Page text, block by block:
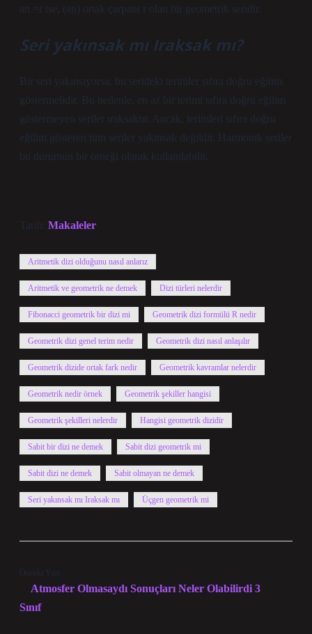
an =r ise, (an) ortak çarpanı r olan bir geometrik seridir.
Seri yakınsak mı Iraksak mı?
Bir seri yakınsıyorsa, bu serideki terimler sıfıra doğru eğilim
göstermelidir. Bu nedenle, en az bir terimi sıfıra doğru eğilim
göstermeyen seriler ıraksaktır. Ancak, terimleri sıfıra doğru
eğilim gösteren tüm seriler yakınsak değildir. Harmonik seriler
bu durumun bir örneği olarak kullanılabilir.
Tarih: Makaleler
Aritmetik dizi olduğunu nasıl anlarız
Aritmetik ve geometrik ne demek Dizi türleri nelerdir
Fibonacci geometrik bir dizi mi Geometrik dizi formülü R nedir
Geometrik dizi genel terim nedir Geometrik dizi nasıl anlaşılır
Geometrik dizide ortak fark nedir Geometrik kavramlar nelerdir
Geometrik nedir örnek Geometrik şekiller hangisi
Geometrik şekilleri nelerdir Hangisi geometrik dizidir
Sabit bir dizi ne demek Sabit dizi geometrik mi
Sabit dizi ne demek Sabit olmayan ne demek
Seri yakınsak mı Iraksak mı Üçgen geometrik mi
Önceki Yazı
Atmosfer Olmasaydı Sonuçları Neler Olabilirdi 3
Sınıf